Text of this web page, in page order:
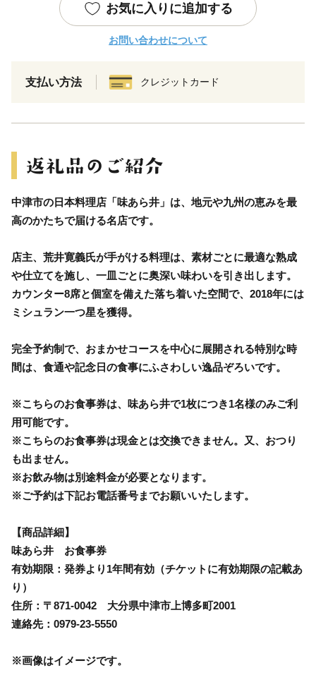
お気に入りに追加する
お問い合わせについて
支払い方法 クレジットカード
中津市の日本料理店「味あら井」は、地元や九州の恵みを最
高のかたちで届ける名店です。
店主、荒井寛義氏が手がける料理は、素材ごとに最適な熟成
や仕立てを施し、一皿ごとに奥深い味わいを引き出します。
カウンター8席と個室を備えた落ち着いた空間で、2018年には
ミシュラン一つ星を獲得。
完全予約制で、おまかせコースを中心に展開される特別な時
間は、食通や記念日の食事にふさわしい逸品ぞろいです。
※こちらのお食事券は、味あら井で1枚につき1名様のみご利
用可能です。
※こちらのお食事券は現金とは交換できません。又、おつり
も出ません。
※お飲み物は別途料金が必要となります。
※ご予約は下記お電話番号までお願いいたします。
【商品詳細】
味あら井 お食事券
有効期限：発券より1年間有効（チケットに有効期限の記載あ
り）
住所：〒871-0042 大分県中津市上博多町2001
連絡先：0979-23-5550
※画像はイメージです。